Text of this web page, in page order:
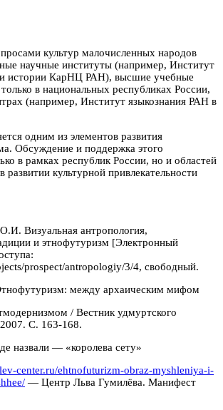
культур малочисленных народов
научные институты (например, Институт
и истории КарНЦ РАН), высшие учебные
в национальных республиках России,
(например, Институт языкознания РАН в
одним из элементов развития
Обсуждение и поддержка этого
в рамках республик России, но и областей
развитии культурной привлекательности
Визуальная антропология,
и этнофутуризм [Электронный
prospect/antropologiy/3/4, свободный.
между архаическим мифом
/ Вестник удмуртского
С. 163-168.
назвали — «королева сету»
center.ru/ehtnofuturizm-obraz-myshleniya-i-
— Центр Льва Гумилёва. Манифест